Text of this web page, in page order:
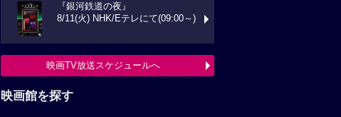
『銀河鉄道の夜』
8/11(火) NHK/Eテレにて(09:00～)
映画TV放送スケジュールへ
映画館を探す